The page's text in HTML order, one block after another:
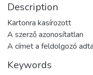
Description
Kartonra kasírozott
A szerző azonosítatlan
A címet a feldolgozó adta
Keywords